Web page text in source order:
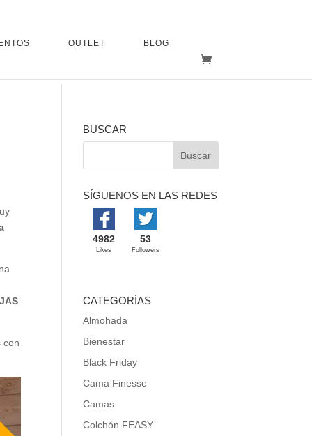
OUTLET BLOG
con
BUSCAR
SÍGUENOS EN LAS REDES
4982
Likes
53
Followers
CATEGORÍAS
Almohada
Bienestar
Black Friday
Cama Finesse
Camas
Colchón FEASY